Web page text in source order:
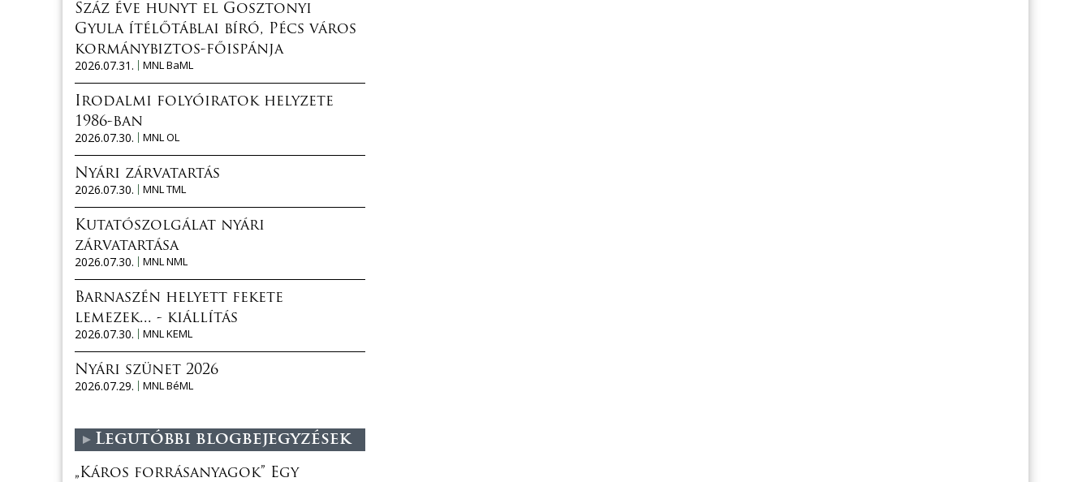
Száz éve hunyt el Gosztonyi
Gyula ítélőtáblai bíró, Pécs város
kormánybiztos-főispánja
2026.07.31.
MNL BaML
Irodalmi folyóiratok helyzete
1986-ban
2026.07.30.
MNL OL
Nyári zárvatartás
2026.07.30.
MNL TML
Kutatószolgálat nyári
zárvatartása
2026.07.30.
MNL NML
Barnaszén helyett fekete
lemezek... - kiállítás
2026.07.30.
MNL KEML
Nyári szünet 2026
2026.07.29.
MNL BéML
Legutóbbi blogbejegyzések
„Káros forrásanyagok” Egy